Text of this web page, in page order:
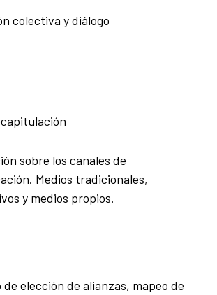
colectiva y diálogo
sobre los canales de
Medios tradicionales,
y medios propios.
elección de alianzas, mapeo de